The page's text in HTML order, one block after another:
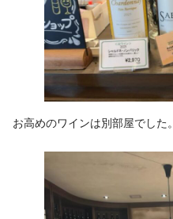
お高めのワインは別部屋でした。